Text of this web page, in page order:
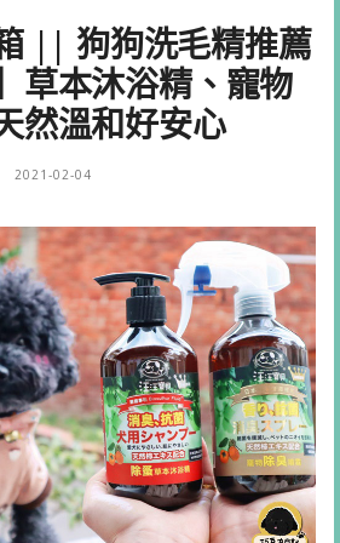
|| 狗狗洗毛精推薦
草本沐浴精、寵物
然溫和好安心
2021-02-04